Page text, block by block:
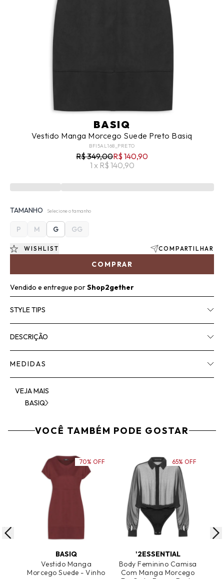
BASIQ
Vestido Manga Morcego Suede Preto Basiq
BFI5AL168_PRETO
R$ 349,00R$ 140,90
1 x R$ 140,90
TAMANHO Selecione o tamanho
P M G GG
COMPRAR
WISHLIST COMPARTILHAR
Vendido e entregue porShop2gether
STYLE TIPS
DESCRIÇÃO
MEDIDAS
VEJA MAIS
BASIQ
VOCÊ TAMBÉM PODE GOSTAR
ADICIONAR AO CARRINHO
BASIQ
Vestido Manga
Morcego Suede - Vinho
70% OFF
'2ESSENTIAL
Body Feminino Camisa
Com Manga Morcego
65% OFF